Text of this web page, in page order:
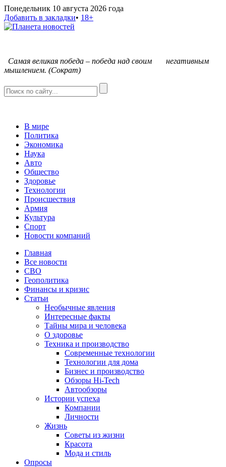
Понедельник 10 августа 2026 года
Добавить в закладки• 18+
Самая великая победа – победа над своим негативным
мышлением. (Сократ)
В мире
Политика
Экономика
Наука
Авто
Общество
Здоровье
Технологии
Происшествия
Армия
Культура
Спорт
Новости компаний
Главная
Все новости
СВО
Геополитика
Финансы и кризис
Статьи
Необычные явления
Интересные факты
Тайны мира и человека
О здоровье
Техника и производство
Современные технологии
Технологии для дома
Бизнес и производство
Обзоры Hi-Tech
Автообзоры
Истории успеха
Компании
Личности
Жизнь
Советы из жизни
Красота
Мода и стиль
Опросы